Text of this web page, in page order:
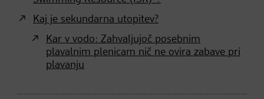
Kaj je sekundarna utopitev?
Kar v vodo: Zahvaljujoč posebnim
plavalnim plenicam nič ne ovira zabave pri
plavanju